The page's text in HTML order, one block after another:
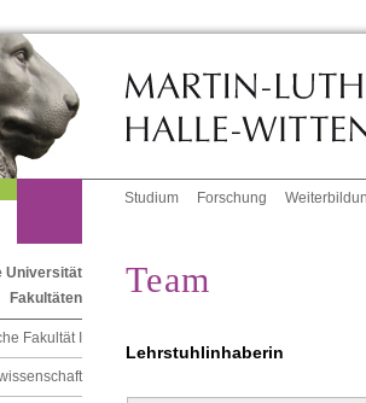
Studium Forschung
Universität
Fakultäten
Fakultät I
Team
Lehrstuhlinhaberin